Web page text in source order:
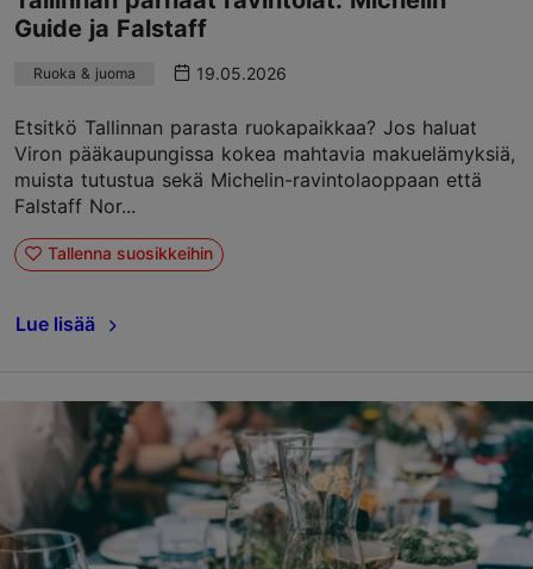
Guide ja Falstaff
Ruoka & juoma 19.05.2026
Etsitkö Tallinnan parasta ruokapaikkaa? Jos haluat
Viron pääkaupungissa kokea mahtavia makuelämyksiä,
muista tutustua sekä Michelin-ravintolaoppaan että
Falstaff Nor...
Tallenna suosikkeihin
Lue lisää